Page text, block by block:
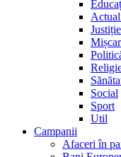
Justiție
Social
Sport
Util
Campanii
Afaceri în